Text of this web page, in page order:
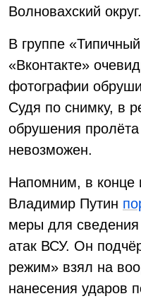
Волновахский округ.
В группе
«Вконтакте»
фотографии
Судя по снимку, в
обрушения
невозможен.
Напомним, в конце
Владимир Путин
меры для
атак ВСУ. Он
режим» взял на
нанесения ударов